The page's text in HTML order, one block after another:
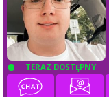
TERAZ DOSTĘPNY